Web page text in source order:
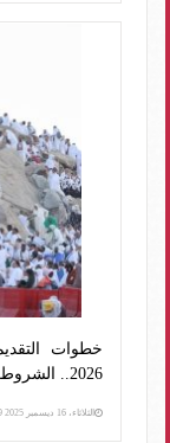
خطوات
2026.. الشروط والضوابط
الثلاثاء، 16 ديسمبر 2025 02:09 م